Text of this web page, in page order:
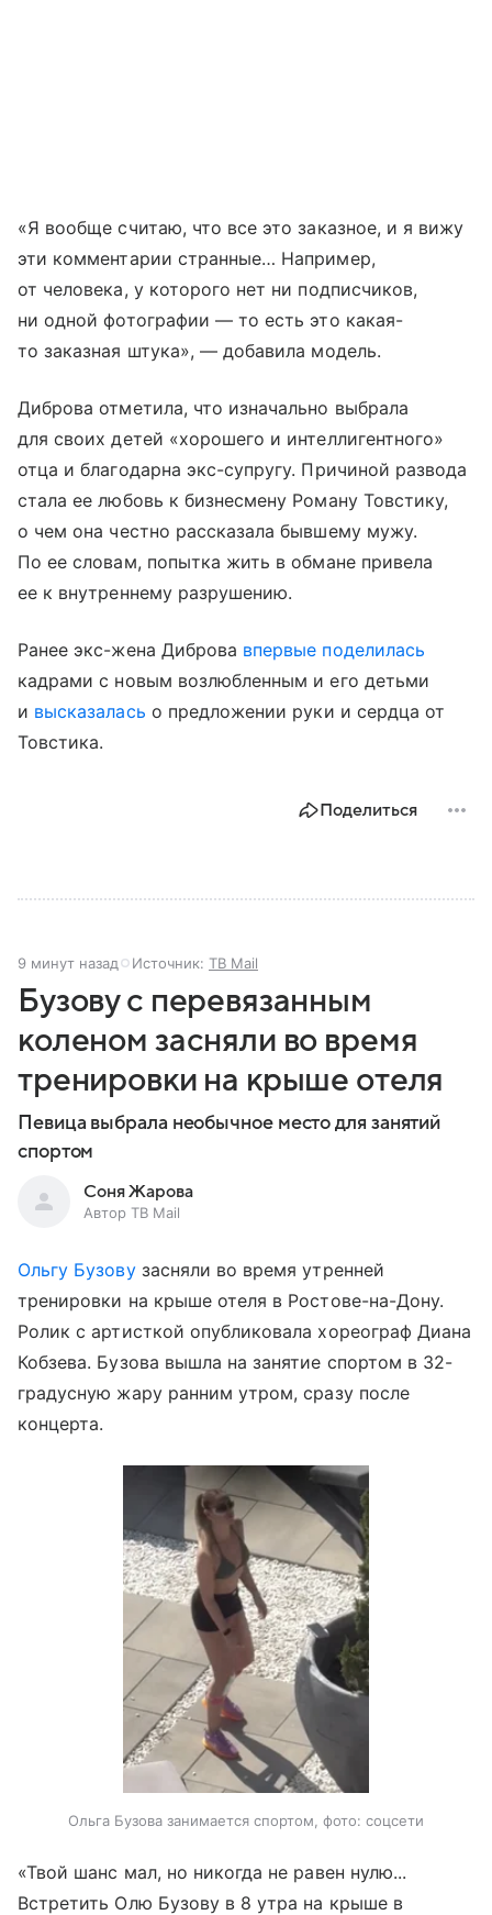
«Я вообще считаю, что все это заказное, и я вижу
эти комментарии странные… Например,
от человека, у которого нет ни подписчиков,
ни одной фотографии — то есть это какая-
то заказная штука», — добавила модель.
Диброва отметила, что изначально выбрала
для своих детей «хорошего и интеллигентного»
отца и благодарна экс-супругу. Причиной развода
стала ее любовь к бизнесмену Роману Товстику,
о чем она честно рассказала бывшему мужу.
По ее словам, попытка жить в обмане привела
ее к внутреннему разрушению.
Ранее экс-жена Диброва впервые поделилась
кадрами с новым возлюбленным и его детьми
и высказалась о предложении руки и сердца от
Товстика.
Поделиться
9 минут назад Источник: ТВ Mail
Бузову с перевязанным
коленом засняли во время
тренировки на крыше отеля
Певица выбрала необычное место для занятий
спортом
Соня Жарова
Автор ТВ Mail
Ольгу Бузовузасняли во время утренней
тренировки на крыше отеля в Ростове-на-Дону.
Ролик с артисткой опубликовала хореограф Диана
Кобзева. Бузова вышла на занятие спортом в 32-
градусную жару ранним утром, сразу после
концерта.
Ольга Бузова занимается спортом, фото: соцсети
«Твой шанс мал, но никогда не равен нулю...
Встретить Олю Бузову в 8 утра на крыше в